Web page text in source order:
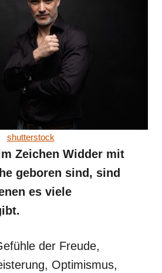
shutterstock
Zeichen Widder mit
geboren sind, sind
es viele
der Freude,
Optimismus,